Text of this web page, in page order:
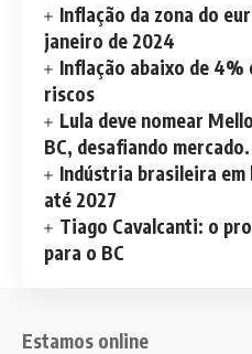
Inflação da zona do
janeiro de 2024
Inflação abaixo de 4%
riscos
Lula deve nomear
BC, desafiando mercado.
Indústria brasileira em
até 2027
Tiago Cavalcanti: o
para o BC
Estamos online